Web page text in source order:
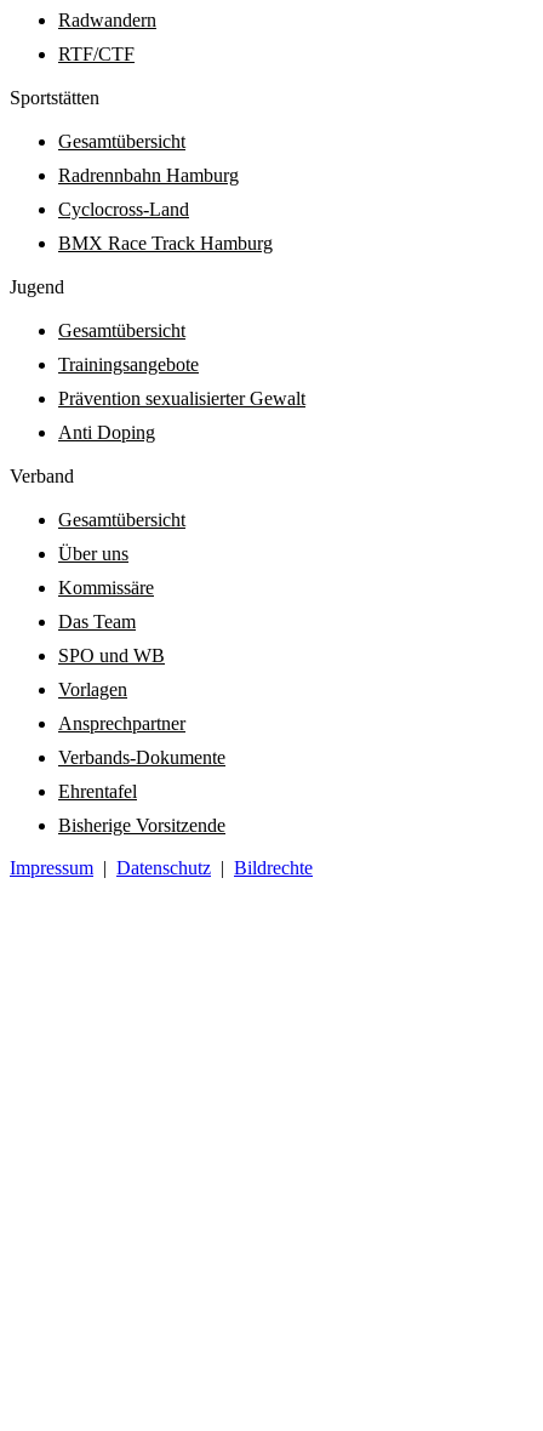
Radwandern
RTF/CTF
Sport­stätten
Gesamtübersicht
Radrennbahn Hamburg
Cyclocross-Land
BMX Race Track Hamburg
Jugend
Gesamtübersicht
Trainingsangebote
Prävention sexualisierter Gewalt
Anti Doping
Verband
Gesamtübersicht
Über uns
Kommissäre
Das Team
SPO und WB
Vorlagen
Ansprechpartner
Verbands-Dokumente
Ehrentafel
Bisherige Vorsitzende
Impressum | Datenschutz | Bildrechte